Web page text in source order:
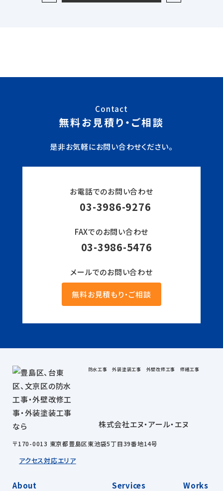
Contact
無料お見積り・ご相談
是非お気軽にお問い合わせください。
お電話でのお問い合わせ
03-3986-9276
FAXでのお問い合わせ
03-3986-5476
メールでのお問い合わせ
無料お見積もり・ご相談
防水工事 外装塗装工事 外壁改修工事 修繕工事
株式会社エヌ・アール・エヌ
〒170-0013 東京都豊島区東池袋5丁目39番地14号
アクセス対応エリア
About Services Works